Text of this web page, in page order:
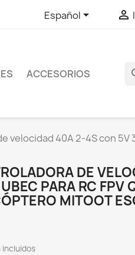
Español 
ACCESORIOS
velocidad 40A 2-4S con 5V
DE
PARA RC FPV
MITOOT
incluidos